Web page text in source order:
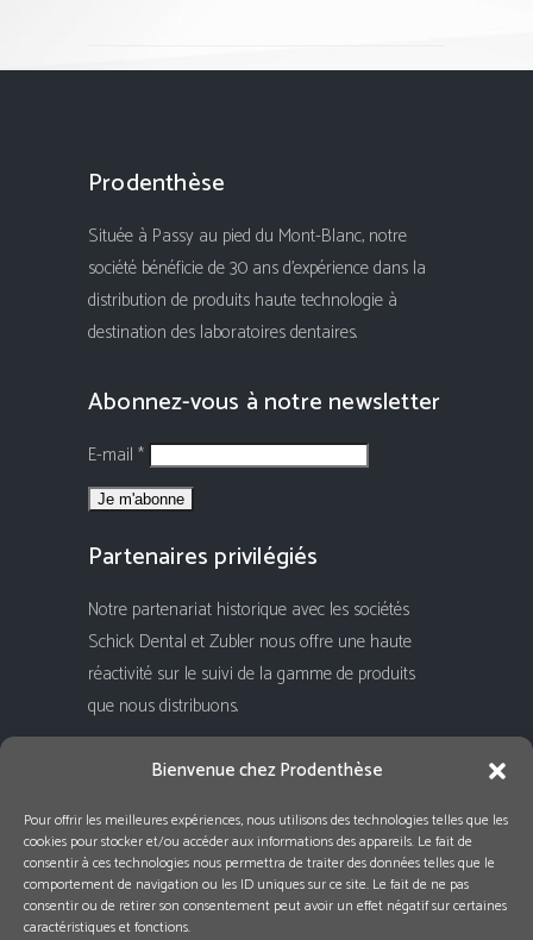
Bienvenue chez Prodenthèse
Pour offrir les meilleures expériences, nous utilisons des technologies telles que les
cookies pour stocker et/ou accéder aux informations des appareils. Le fait de
consentir à ces technologies nous permettra de traiter des données telles que le
comportement de navigation ou les ID uniques sur ce site. Le fait de ne pas
consentir ou de retirer son consentement peut avoir un effet négatif sur certaines
caractéristiques et fonctions.
Prodenthèse
Située à Passy au pied du Mont-Blanc, notre
société bénéficie de 30 ans d'expérience dans la
distribution de produits haute technologie à
destination des laboratoires dentaires.
Abonnez-vous à notre newsletter
E-mail *
Partenaires privilégiés
Notre partenariat historique avec les sociétés
Schick Dental et Zubler nous offre une haute
réactivité sur le suivi de la gamme de produits
que nous distribuons.
Rejoignez-nous !